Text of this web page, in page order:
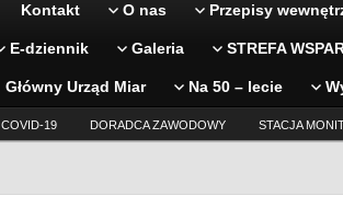
Kontakt O nas Przepisy
E-dziennik Galeria STREFA
Główny Urząd Miar Na 50 – lecie
COVID-19 DORADCA ZAWODOWY STACJA